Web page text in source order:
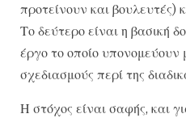
προτείνουν και βουλευτές)
Το δεύτερο είναι η βασική
έργο το οποίο υπονομεύουν
σχεδιασμούς περί της
Η στόχος είναι σαφής, και